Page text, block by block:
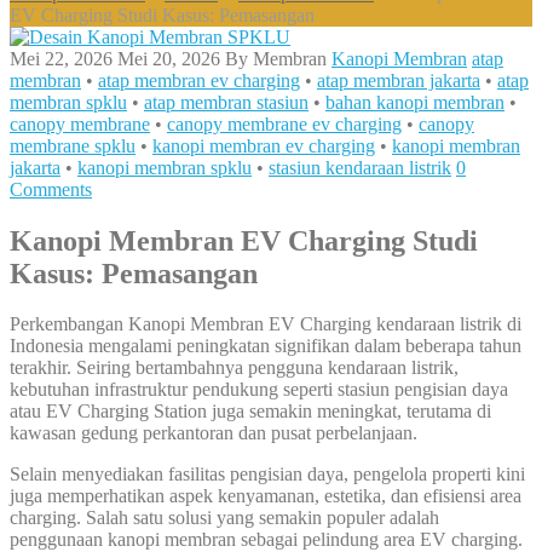
EV Charging Studi Kasus: Pemasangan
Mei 22, 2026 Mei 20, 2026 By Membran Kanopi Membran atap
membran • atap membran ev charging • atap membran jakarta • atap
membran spklu • atap membran stasiun • bahan kanopi membran •
canopy membrane • canopy membrane ev charging • canopy
membrane spklu • kanopi membran ev charging • kanopi membran
jakarta • kanopi membran spklu • stasiun kendaraan listrik 0
Comments
Kanopi Membran EV Charging Studi
Kasus: Pemasangan
Perkembangan Kanopi Membran EV Charging kendaraan listrik di
Indonesia mengalami peningkatan signifikan dalam beberapa tahun
terakhir. Seiring bertambahnya pengguna kendaraan listrik,
kebutuhan infrastruktur pendukung seperti stasiun pengisian daya
atau EV Charging Station juga semakin meningkat, terutama di
kawasan gedung perkantoran dan pusat perbelanjaan.
Selain menyediakan fasilitas pengisian daya, pengelola properti kini
juga memperhatikan aspek kenyamanan, estetika, dan efisiensi area
charging. Salah satu solusi yang semakin populer adalah
penggunaan kanopi membran sebagai pelindung area EV charging.